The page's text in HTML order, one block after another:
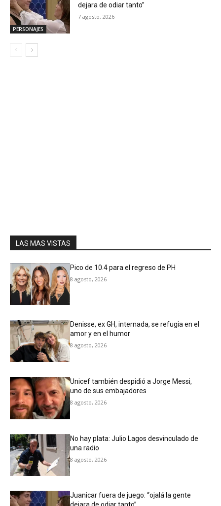
PERSONAJES
dejara de odiar tanto”
7 agosto, 2026
LAS MAS VISTAS
Pico de 10.4 para el regreso de PH
8 agosto, 2026
Denisse, ex GH, internada, se refugia en el
amor y en el humor
8 agosto, 2026
Unicef también despidió a Jorge Messi,
uno de sus embajadores
8 agosto, 2026
No hay plata: Julio Lagos desvinculado de
una radio
8 agosto, 2026
Juanicar fuera de juego: “ojalá la gente